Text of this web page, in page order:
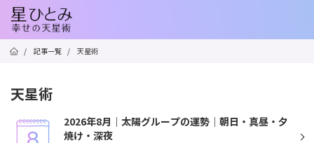
/ 記事一覧 / 天星術
天星術
2026年8月｜太陽グループの運勢｜朝日・真昼・夕
焼け・深夜